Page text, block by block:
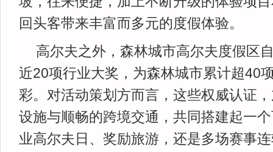
回头客带来丰富而多元的度假体验。
高尔夫之外，森林城市高尔夫度假区
近20项行业大奖，为森林城市累计超40
彩。对活动策划方而言，这些权威认证
设施与顺畅的跨境交通，共同搭建起一
业高尔夫日、奖励旅游，还是多场赛事